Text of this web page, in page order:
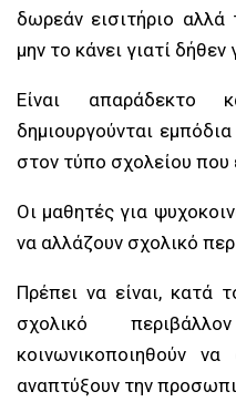
δωρεάν εισιτήριο αλλά
μην το κάνει γιατί δήθεν
Είναι απαράδεκτο
δημιουργούνται
στον τύπο σχολείου που
Οι μαθητές για
να αλλάζουν σχολικό
Πρέπει να είναι, κατά
σχολικό
κοινωνικοποιηθούν
αναπτύξουν την